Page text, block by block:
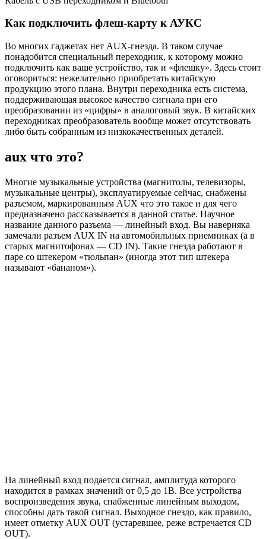
Как подключить флеш-карту к АУКС
Во многих гаджетах нет AUX-гнезда. В таком случае
понадобится специальный переходник, к которому можно
подключить как ваше устройство, так и «флешку». Здесь стоит
оговориться: нежелательно приобретать китайскую
продукцию этого плана. Внутри переходника есть система,
поддерживающая высокое качество сигнала при его
преобразовании из «цифры» в аналоговый звук. В китайских
переходниках преобразователь вообще может отсутствовать
либо быть собранным из низкокачественных деталей.
aux что это?
Многие музыкальные устройства (магнитолы, телевизоры,
музыкальные центры), эксплуатируемые сейчас, снабжены
разъемом, маркированным AUX что это такое и для чего
предназначено рассказывается в данной статье. Научное
название данного разъема — линейный вход. Вы наверняка
замечали разъем AUX IN на автомобильных приемниках (а в
старых магнитофонах — CD IN). Такие гнезда работают в
паре со штекером «тюльпан» (иногда этот тип штекера
называют «бананом»).
На линейный вход подается сигнал, амплитуда которого
находится в рамках значений от 0,5 до 1В. Все устройства
воспроизведения звука, снабженные линейным выходом,
способны дать такой сигнал. Выходное гнездо, как правило,
имеет отметку AUX OUT (устаревшее, реже встречается CD
OUT).